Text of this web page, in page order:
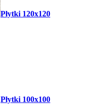
Płytki 120x120
Płytki 100x100